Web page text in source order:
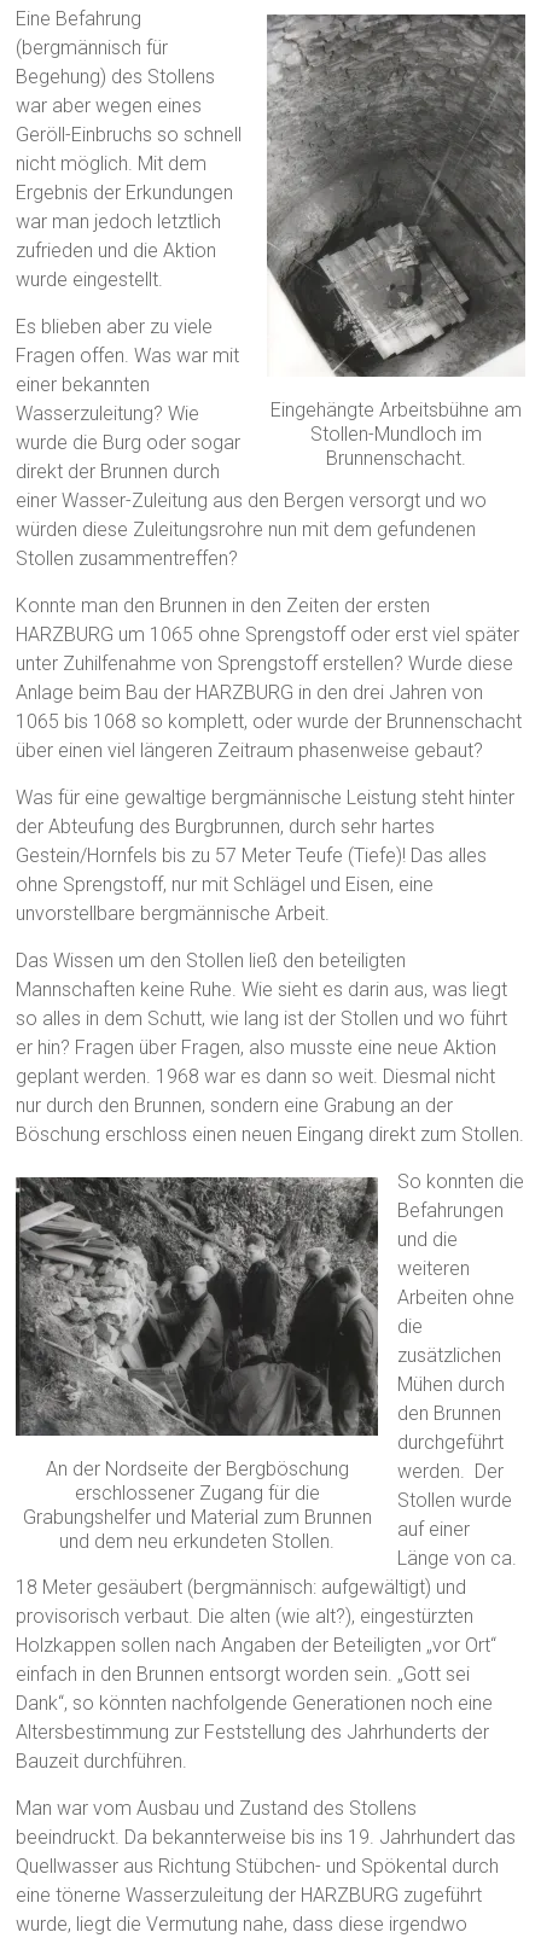
Eingehängte Arbeitsbühne am
Stollen-Mundloch im
Brunnenschacht.
Eine Befahrung
(bergmännisch für
Begehung) des Stollens
war aber wegen eines
Geröll-Einbruchs so schnell
nicht möglich. Mit dem
Ergebnis der Erkundungen
war man jedoch letztlich
zufrieden und die Aktion
wurde eingestellt.
Es blieben aber zu viele
Fragen offen. Was war mit
einer bekannten
Wasserzuleitung? Wie
wurde die Burg oder sogar
direkt der Brunnen durch
einer Wasser-Zuleitung aus den Bergen versorgt und wo
würden diese Zuleitungsrohre nun mit dem gefundenen
Stollen zusammentreffen?
Konnte man den Brunnen in den Zeiten der ersten
HARZBURG um 1065 ohne Sprengstoff oder erst viel später
unter Zuhilfenahme von Sprengstoff erstellen? Wurde diese
Anlage beim Bau der HARZBURG in den drei Jahren von
1065 bis 1068 so komplett, oder wurde der Brunnenschacht
über einen viel längeren Zeitraum phasenweise gebaut?
Was für eine gewaltige bergmännische Leistung steht hinter
der Abteufung des Burgbrunnen, durch sehr hartes
Gestein/Hornfels bis zu 57 Meter Teufe (Tiefe)! Das alles
ohne Sprengstoff, nur mit Schlägel und Eisen, eine
unvorstellbare bergmännische Arbeit.
Das Wissen um den Stollen ließ den beteiligten
Mannschaften keine Ruhe. Wie sieht es darin aus, was liegt
so alles in dem Schutt, wie lang ist der Stollen und wo führt
er hin? Fragen über Fragen, also musste eine neue Aktion
geplant werden. 1968 war es dann so weit. Diesmal nicht
nur durch den Brunnen, sondern eine Grabung an der
Böschung erschloss einen neuen Eingang direkt zum Stollen.
An der Nordseite der Bergböschung
erschlossener Zugang für die
Grabungshelfer und Material zum Brunnen
und dem neu erkundeten Stollen.
So konnten die
Befahrungen
und die
weiteren
Arbeiten ohne
die
zusätzlichen
Mühen durch
den Brunnen
durchgeführt
werden. Der
Stollen wurde
auf einer
Länge von ca.
18 Meter gesäubert (bergmännisch: aufgewältigt) und
provisorisch verbaut. Die alten (wie alt?), eingestürzten
Holzkappen sollen nach Angaben der Beteiligten „vor Ort“
einfach in den Brunnen entsorgt worden sein. „Gott sei
Dank“, so könnten nachfolgende Generationen noch eine
Altersbestimmung zur Feststellung des Jahrhunderts der
Bauzeit durchführen.
Man war vom Ausbau und Zustand des Stollens
beeindruckt. Da bekannterweise bis ins 19. Jahrhundert das
Quellwasser aus Richtung Stübchen- und Spökental durch
eine tönerne Wasserzuleitung der HARZBURG zugeführt
wurde, liegt die Vermutung nahe, dass diese irgendwo